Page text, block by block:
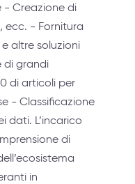
Creazione di
ecc. - Fornitura
altre soluzioni
di grandi
di articoli per
- Classificazione
dati. L’incarico
di
in